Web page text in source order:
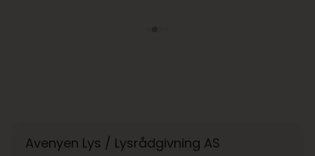
Avenyen Lys / Lysrådgivning AS